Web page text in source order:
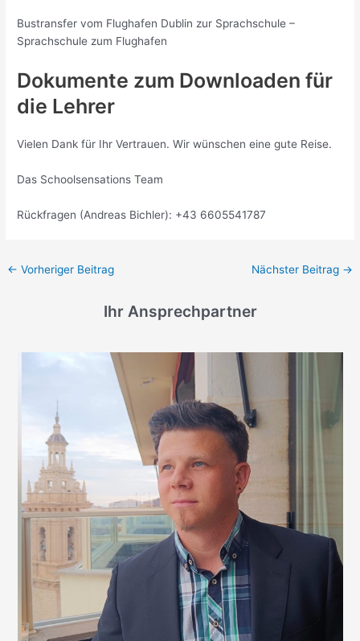
Bustransfer vom Flughafen Dublin zur Sprachschule –
Sprachschule zum Flughafen
Dokumente zum Downloaden für
die Lehrer
Vielen Dank für Ihr Vertrauen. Wir wünschen eine gute Reise.
Das Schoolsensations Team
Rückfragen (Andreas Bichler): +43 6605541787
← Vorheriger Beitrag Nächster Beitrag →
Ihr Ansprechpartner